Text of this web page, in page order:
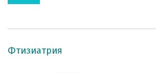
Фтизиатрия